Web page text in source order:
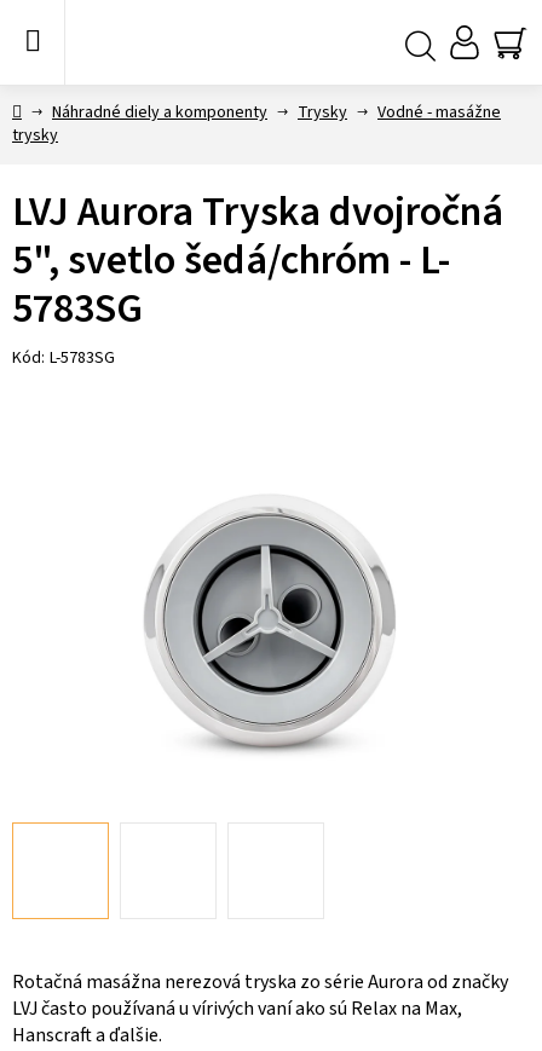
DomovNáhradné diely a komponenty Trysky
Vodné - masážne
trysky
Rotačná masážna nerezová tryska zo série Aurora od značky
LVJ často používaná u vírivých vaní ako sú Relax na Max,
Hanscraft a ďalšie.
LVJ Aurora Tryska dvojročná
5", svetlo šedá/chróm - L-
5783SG
Kód: L-5783SG